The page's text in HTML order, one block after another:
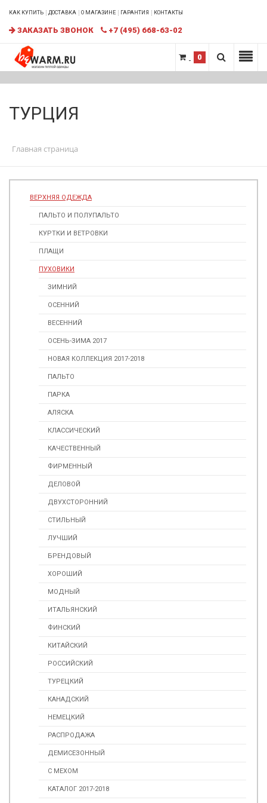
КАК КУПИТЬ ДОСТАВКА О МАГАЗИНЕ ГАРАНТИЯ КОНТАКТЫ
ЗАКАЗАТЬ ЗВОНОК +7 (495) 668-63-02
0
ТУРЦИЯ
Главная страница
ВЕРХНЯЯ ОДЕЖДА
ПАЛЬТО И ПОЛУПАЛЬТО
КУРТКИ И ВЕТРОВКИ
ПЛАЩИ
ПУХОВИКИ
ЗИМНИЙ
ОСЕННИЙ
ВЕСЕННИЙ
ОСЕНЬ-ЗИМА 2017
НОВАЯ КОЛЛЕКЦИЯ 2017-2018
ПАЛЬТО
ПАРКА
АЛЯСКА
КЛАССИЧЕСКИЙ
КАЧЕСТВЕННЫЙ
ФИРМЕННЫЙ
ДЕЛОВОЙ
ДВУХСТОРОННИЙ
СТИЛЬНЫЙ
ЛУЧШИЙ
БРЕНДОВЫЙ
ХОРОШИЙ
МОДНЫЙ
ИТАЛЬЯНСКИЙ
ФИНСКИЙ
КИТАЙСКИЙ
РОССИЙСКИЙ
ТУРЕЦКИЙ
КАНАДСКИЙ
НЕМЕЦКИЙ
РАСПРОДАЖА
ДЕМИСЕЗОННЫЙ
С МЕХОМ
КАТАЛОГ 2017-2018